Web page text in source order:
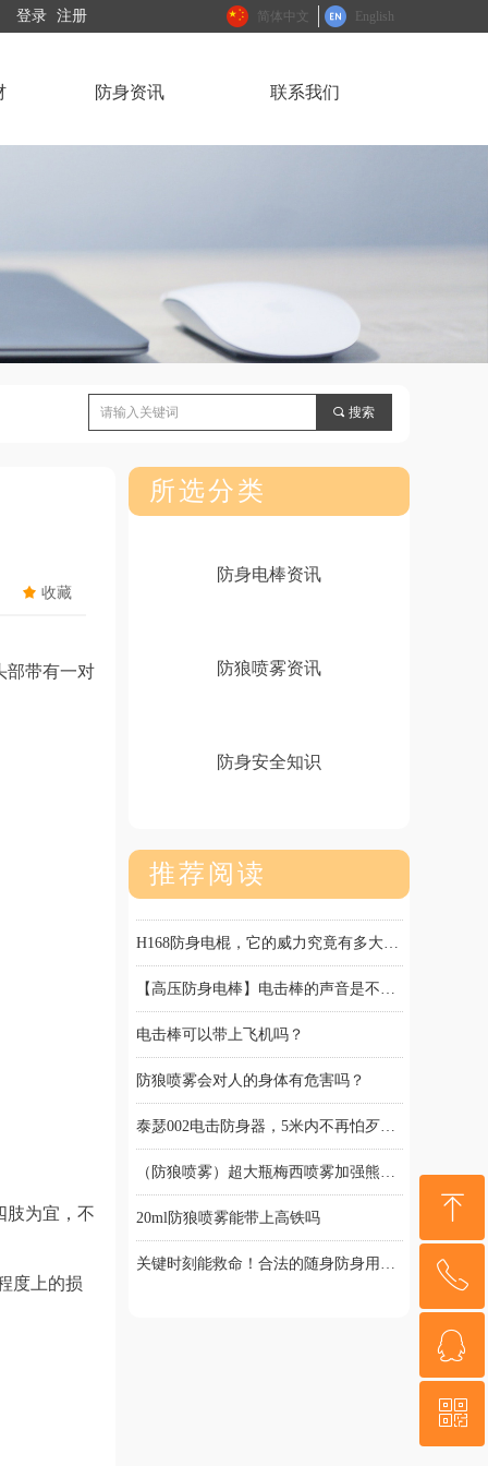
登录 注册 简体中文 English
防身资讯 联系我们
끠 搜索
끄 收藏
部带有一对
肢为宜，不
度上的损
所选分类
防身电棒资讯
防狼喷雾资讯
防身安全知识
推荐阅读
电击棒可以带上飞机吗？
防狼喷雾会对人的身体有危害吗？
20ml防狼喷雾能带上高铁吗
被电击棒电到会产生什么感觉？
防狼喷雾是干什么用的？
黑鹰防身电棒短款好用还是长款好用
ꁸ
回到顶部
ꂅ
17067807889
ꁗ
QQ客服
ꀥ